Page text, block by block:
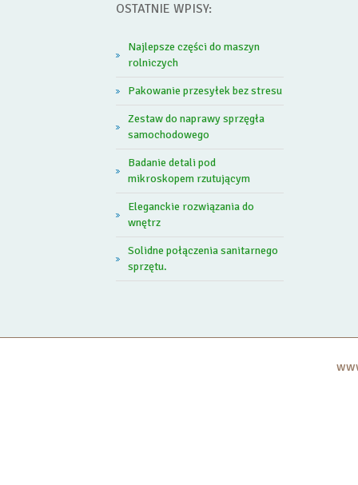
OSTATNIE WPISY:
Najlepsze części do maszyn
rolniczych
Pakowanie przesyłek bez stresu
Zestaw do naprawy sprzęgła
samochodowego
Badanie detali pod
mikroskopem rzutującym
Eleganckie rozwiązania do
wnętrz
Solidne połączenia sanitarnego
sprzętu.